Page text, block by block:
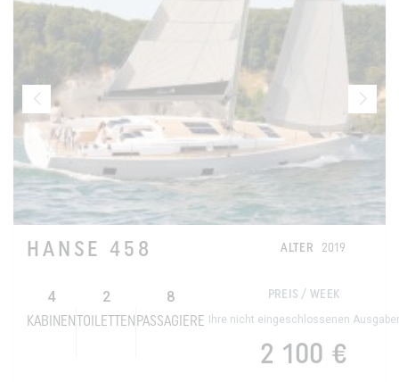
HANSE 458 ALTER 2019
4
KABINEN
2
TOILETTEN
8
PASSAGIERE
PREIS / WEEK
Ihre nicht eingeschlossenen
2 100 €